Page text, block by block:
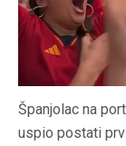
Španjolac na
uspio postati